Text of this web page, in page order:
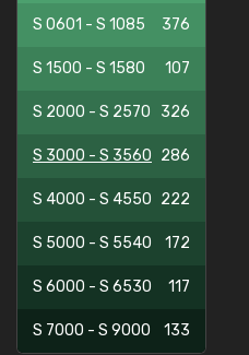
S 0601 - S 1085 376
S 1500 - S 1580 107
S 2000 - S 2570 326
S 3000 - S 3560 286
S 4000 - S 4550 222
S 5000 - S 5540 172
S 6000 - S 6530 117
S 7000 - S 9000 133